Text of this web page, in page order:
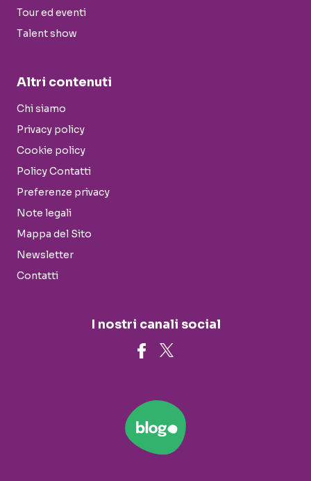
Tour ed eventi
Talent show
Altri contenuti
Chi siamo
Privacy policy
Cookie policy
Policy Contatti
Preferenze privacy
Note legali
Mappa del Sito
Newsletter
Contatti
I nostri canali social